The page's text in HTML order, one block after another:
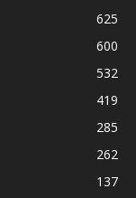
625
600
532
419
285
262
137